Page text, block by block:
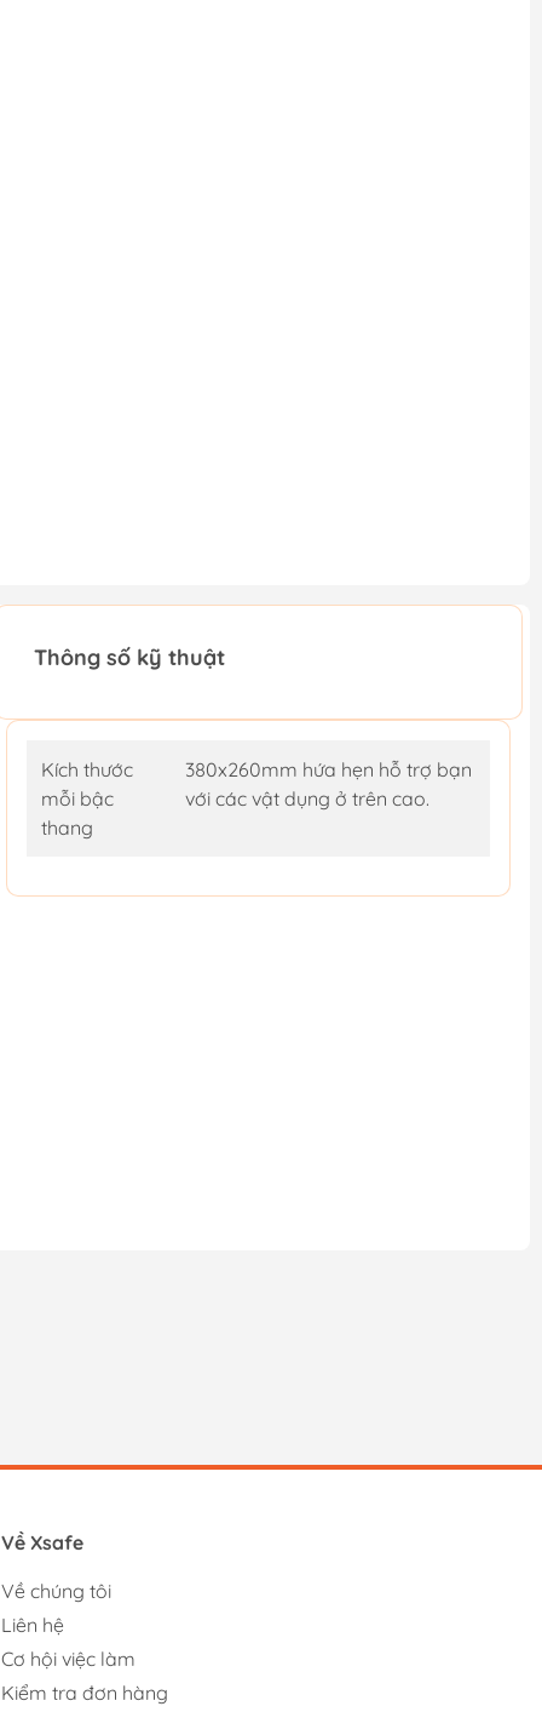
Thông số kỹ thuật
Kích thước
mỗi bậc
thang
380x260mm hứa hẹn hỗ trợ bạn
với các vật dụng ở trên cao.
Về Xsafe
Về chúng tôi
Liên hệ
Cơ hội việc làm
Kiểm tra đơn hàng